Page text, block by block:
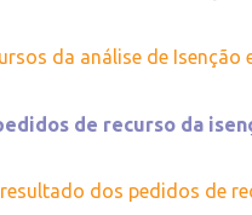
da análise de Isenção
de recurso da
dos pedidos de